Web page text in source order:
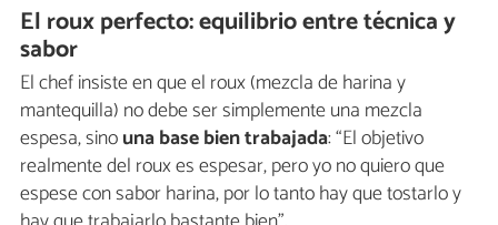
El roux perfecto: equilibrio entre técnica y
sabor
El chef insiste en que el roux (mezcla de harina y
mantequilla) no debe ser simplemente una mezcla
espesa, sinouna base bien trabajada: “El objetivo
realmente del roux es espesar, pero yo no quiero que
espese con sabor harina, por lo tanto hay que tostarlo y